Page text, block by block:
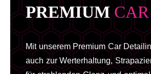
PREMIUM
Mit unserem Premium Car
auch zur Werterhaltung,